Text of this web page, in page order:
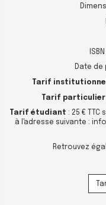
Date de
Tarif
Tarif particulier
Tarif étudiant : 25 €
à l'adresse suivante :
Retrouvez